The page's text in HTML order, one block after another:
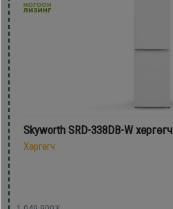
Skyworth SRD-338DB-W хөргөгч
Хөргөгч